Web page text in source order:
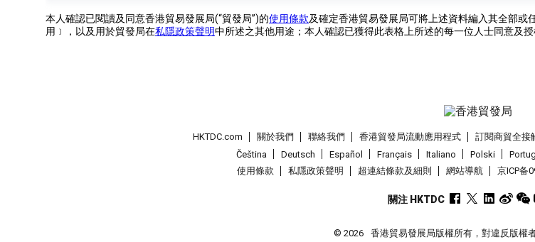
本人確認已閱讀及同意香港貿易發展局(“貿發局”)的使用條款及確定香港貿易發展局可將上述資料編入其全部
用﹞，以及用於貿發局在私隱政策聲明中所述之其他用途；本人確認已獲得此表格上所述的每一位人士同意及
HKTDC.com 關於我們 聯絡我們 香港貿發局流動應用程式 訂閱商貿全接
Čeština
Deutsch Español Français Italiano Polski
使用條款
私隱政策聲明 超連結條款及細則 網站導航 京ICP备
關注 HKTDC
© 2026 香港貿易發展局版權所有，對違反版權